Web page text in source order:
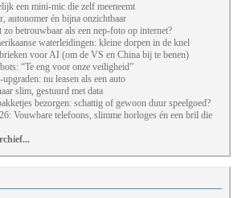
een mini-mic die zelf meeneemt
autonomer én bijna onzichtbaar
betrouwbaar als een nep-foto op internet?
waterleidingen: kleine dorpen in de knel
voor AI (om de VS en China bij te benen)
“Te eng voor onze veiligheid”
nu leasen als een auto
slim, gestuurd met data
bezorgen: schattig of gewoon duur speelgoed?
Vouwbare telefoons, slimme horloges én een bril die